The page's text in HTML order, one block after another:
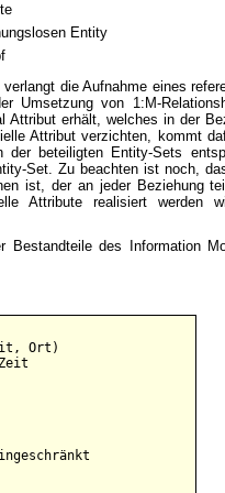
Entity
die Aufnahme eines
Umsetzung von 1:M-
erhält, welches in der
Attribut verzichten, kommt
beteiligten Entity-Sets
Set. Zu beachten ist noch,
ist, der an jeder Beziehung
Attribute realisiert werden
des Information
Ort)